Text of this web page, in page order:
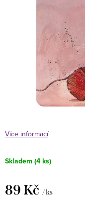
Více informací
Skladem (4 ks)
89 Kč / ks